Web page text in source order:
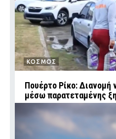
ΚΟΣΜΟΣ
Πουέρτο Ρίκο: Διανομή
μέσω παρατεταμένης